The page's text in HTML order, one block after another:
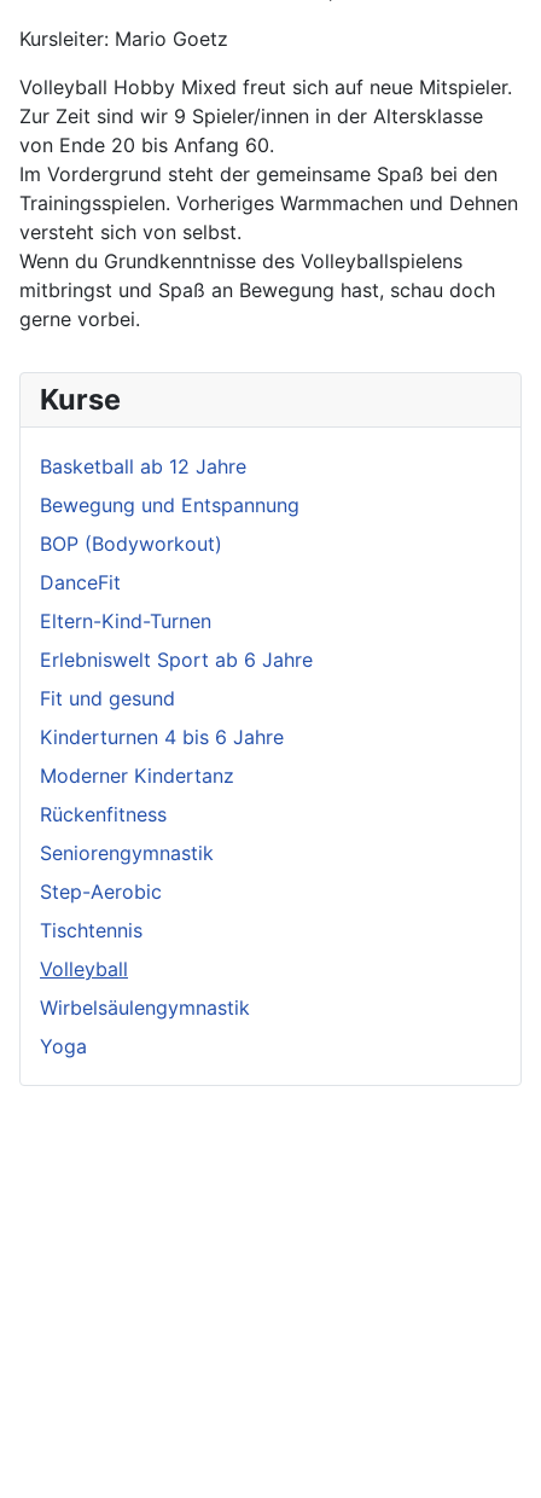
Kurse
Basketball ab 12 Jahre
Bewegung und Entspannung
BOP (Bodyworkout)
DanceFit
Eltern-Kind-Turnen
Erlebniswelt Sport ab 6 Jahre
Fit und gesund
Kinderturnen 4 bis 6 Jahre
Moderner Kindertanz
Rückenfitness
Seniorengymnastik
Step-Aerobic
Tischtennis
Volleyball
Wirbelsäulengymnastik
Yoga
Kursleiter: Mario Goetz
Volleyball Hobby Mixed freut sich auf neue Mitspieler.
Zur Zeit sind wir 9 Spieler/innen in der Altersklasse
von Ende 20 bis Anfang 60.
Im Vordergrund steht der gemeinsame Spaß bei den
Trainingsspielen. Vorheriges Warmmachen und Dehnen
versteht sich von selbst.
Wenn du Grundkenntnisse des Volleyballspielens
mitbringst und Spaß an Bewegung hast, schau doch
gerne vorbei.